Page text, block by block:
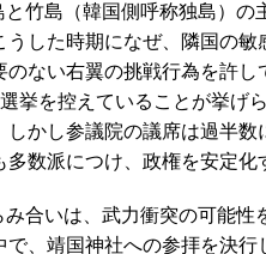
と竹島（韓国側呼称独島）
うした時期になぜ、隣国の
ない右翼の挑戦行為を許
挙を控えていることが挙げ
かし参議院の議席は過半
数派につけ、政権を安定化
合いは、武力衝突の可能性
で、靖国神社への参拝を決